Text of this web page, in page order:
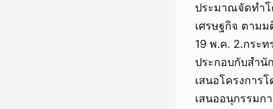
ประมาณจัดทำโ
เศรษฐกิจ ตาม
19 พ.ค. 2.กระ
ประกอบกับสำนั
เสนอโครงการ
เสนออนุกรรมก